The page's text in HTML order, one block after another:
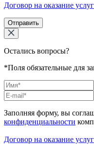
Договор на оказание услуг
Отправить
Остались вопросы?
*Поля обязательные для
Заполняя форму, вы
конфиденциальности
Договор на оказание услуг